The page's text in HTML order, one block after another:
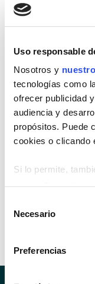
Uso responsable
Nosotros y
tecnologías como
ofrecer publicidad
audiencia y
propósitos. Puede
cookies o clicando
Si lo permite,
Identificar
Obtenga más
Necesario
Preferencias
Encuentra tu
Híbrido (Gasolina)
Cambio
Encuentra tu
Automático
Estado de